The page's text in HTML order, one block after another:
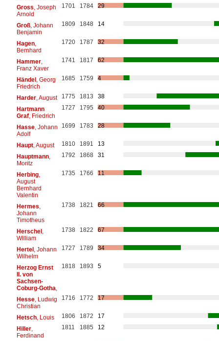
Gross , Joseph
Arnold
1701 1784 29
Groß, Johann
Benjamin
1809 1848 14
Hagen,
Bernhard
1720 1787 32
Hammer,
Franz Xaver
1741 1817 62
Händel, Georg
Friedrich
1685 1759 4
Harder, August 1775 1813
38
Hartmann
Graf, Friedrich
1727 1795 40
Hasse, Johann
Adolf
1699 1783 28
Haupt, August 1810 1891
13
Hauptmann,
Moritz
1792 1868 31
Herbing,
August
Bernhard
Valentin
1735 1766 11
Hermes
Johann
Timotheus
1738 1821 66
Herschel,
William
1738 1822 67
Hertel, Johann
Wilhelm
1727 1789 34
Herzog Ernst
II. von
Sachsen-
Coburg-Gotha
1818 1893 5
Hesse, Ludwig
Christian
1716 1772 17
Hetsch, Louis 1806 1872
17
Hiller,
Ferdinand
1811 1885 12